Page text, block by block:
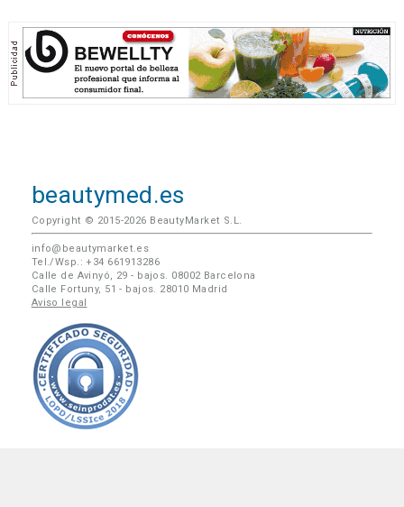
beautymed.es
Copyright © 2015-2026 BeautyMarket S.L.
info@beautymarket.es
Tel./Wsp.: +34 661913286
Calle de Avinyó, 29 - bajos. 08002 Barcelona
Calle Fortuny, 51 - bajos. 28010 Madrid
Aviso legal